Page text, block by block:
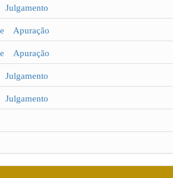
Apuração
Apuração